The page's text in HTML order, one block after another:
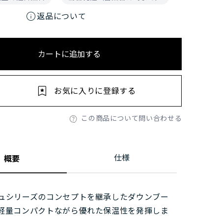
info返品について
カートに追加する
この商品について問い合わせる
お気に入りに登録する
概要 仕様
シリーズのコンセプトを継承したダウンブー
量コンパクトながら優れた保温性を発揮しま